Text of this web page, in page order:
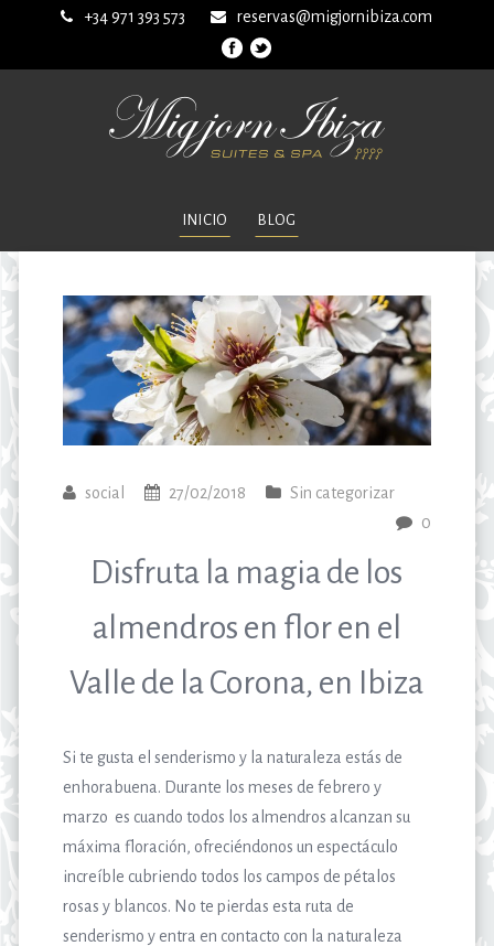
+34 971 393 573 reservas@migjornibiza.com
INICIO BLOG
social 27/02/2018
Sin categorizar
0
Disfruta la magia de los
almendros en flor en el
Valle de la Corona, en Ibiza
Si te gusta el senderismo y la naturaleza estás de
enhorabuena. Durante los meses de febrero y
marzo es cuando todos los almendros alcanzan su
máxima floración, ofreciéndonos un espectáculo
increíble cubriendo todos los campos de pétalos
rosas y blancos. No te pierdas esta ruta de
senderismo y entra en contacto con la naturaleza